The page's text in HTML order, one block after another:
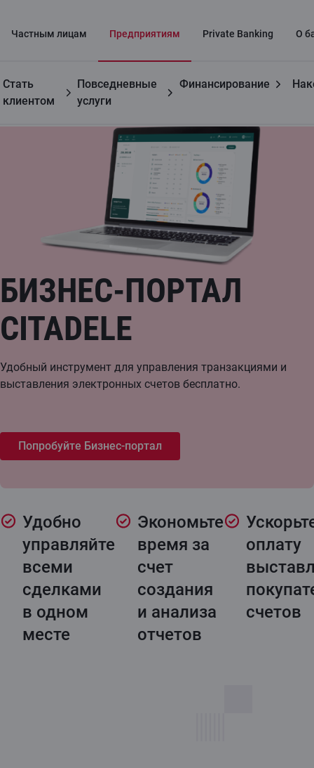
Частным лицaм Предприятиям Private Banking О
Стать
клиентом
Повседневные
услуги
Финансирование
Предприятиям Бизнес-портал Citadele
БИЗНЕС-ПОРТАЛ
CITADELE
Удобный инструмент для управления транзакциями и
выставления электронных счетов бесплатно.
Попробуйте Бизнес-портал
Удобно
управляйте
всеми
сделками
в одном
месте
Экономьте
время за
счет
создания
и анализа
отчетов
оплату
счетов